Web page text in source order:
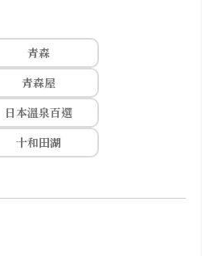
青森
青森屋
日本溫泉百選
十和田湖